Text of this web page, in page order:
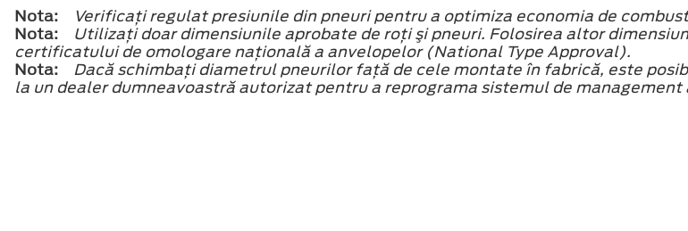
Nota:
Verificaţi regulat presiunile din pneuri pentru a optimiza economia de
Nota:
Utilizaţi doar dimensiunile aprobate de roţi şi pneuri. Folosirea altor
certificatului de omologare naţională a anvelopelor (National Type Approval).
Nota:
Dacă schimbaţi diametrul pneurilor faţă de cele montate în fabrică, este
la un dealer dumneavoastră autorizat pentru a reprograma sistemul de